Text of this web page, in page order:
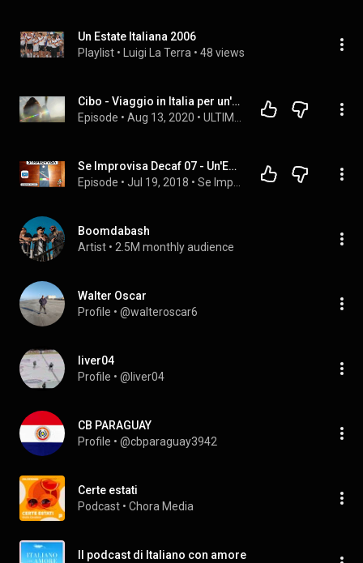
Un Estate Italiana 2006
Playlist • Luigi La Terra • 48 views
Cibo - Viaggio in Italia per un'estate italiana (13.08.20)
Episode • Aug 13, 2020 •
Se Improvisa Decaf 07 - Un'Estate Italiana
Episode • Jul 19, 2018 •
Boomdabash
Artist • 2.5M monthly audience
Walter Oscar
Profile • @walteroscar6
liver04
Profile • @liver04
CB PARAGUAY
Profile • @cbparaguay3942
Certe estati
Podcast • Chora Media
Il podcast di Italiano con amore